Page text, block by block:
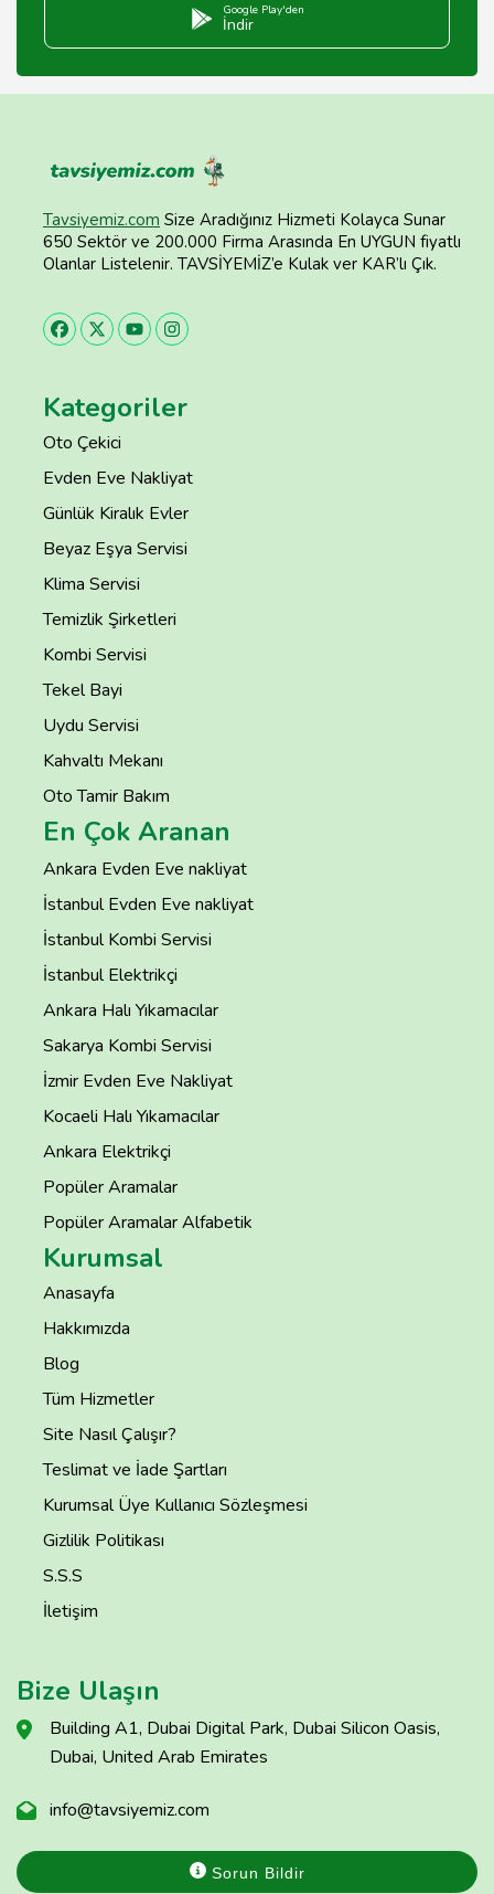
Google Play'den
İndir
Tavsiyemiz.com Size Aradığınız Hizmeti Kolayca Sunar
650 Sektör ve 200.000 Firma Arasında En UYGUN fiyatlı
Olanlar Listelenir. TAVSİYEMİZ’e Kulak ver KAR’lı Çık.
Kategoriler
Oto Çekici
Evden Eve Nakliyat
Günlük Kiralık Evler
Beyaz Eşya Servisi
Klima Servisi
Temizlik Şirketleri
Kombi Servisi
Tekel Bayi
Uydu Servisi
Kahvaltı Mekanı
Oto Tamir Bakım
En Çok Aranan
Ankara Evden Eve nakliyat
İstanbul Evden Eve nakliyat
İstanbul Kombi Servisi
İstanbul Elektrikçi
Ankara Halı Yıkamacılar
Sakarya Kombi Servisi
İzmir Evden Eve Nakliyat
Kocaeli Halı Yıkamacılar
Ankara Elektrikçi
Popüler Aramalar
Popüler Aramalar Alfabetik
Kurumsal
Anasayfa
Hakkımızda
Blog
Tüm Hizmetler
Site Nasıl Çalışır?
Teslimat ve İade Şartları
Kurumsal Üye Kullanıcı Sözleşmesi
Gizlilik Politikası
S.S.S
İletişim
Bize Ulaşın
Building A1, Dubai Digital Park, Dubai Silicon Oasis,
Dubai, United Arab Emirates
info@tavsiyemiz.com
Sorun Bildir